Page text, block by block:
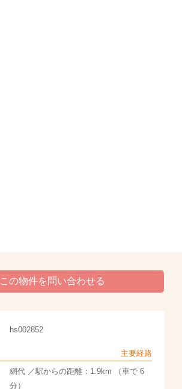
この物件を問い合わせる
hs002852
主要経路
網代 ／駅からの距離：1.9km （車で 6
分）